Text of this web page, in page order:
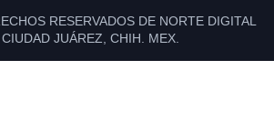
RESERVADOS DE NORTE DIGITAL
JUÁREZ, CHIH. MEX.